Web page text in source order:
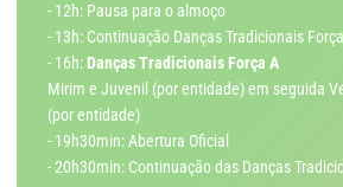
- 12h: Pausa para o almoço
- 13h: Continuação Danças Tradicionais
- 16h: Danças Tradicionais Força A
Mirim e Juvenil (por entidade) em seguida
(por entidade)
- 19h30min: Abertura Oficial
- 20h30min: Continuação das Danças